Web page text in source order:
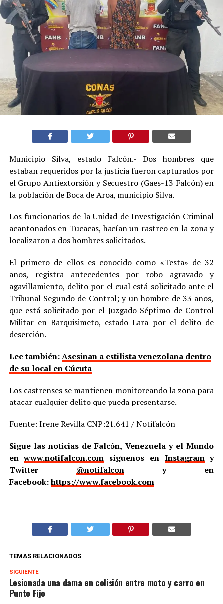
Municipio Silva, estado Falcón.- Dos hombres que
estaban requeridos por la justicia fueron capturados por
el Grupo Antiextorsión y Secuestro (Gaes-13 Falcón) en
la población de Boca de Aroa, municipio Silva.
Los funcionarios de la Unidad de Investigación Criminal
acantonados en Tucacas, hacían un rastreo en la zona y
localizaron a dos hombres solicitados.
El primero de ellos es conocido como «Testa» de 32
años, registra antecedentes por robo agravado y
agavillamiento, delito por el cual está solicitado ante el
Tribunal Segundo de Control; y un hombre de 33 años,
que está solicitado por el Juzgado Séptimo de Control
Militar en Barquisimeto, estado Lara por el delito de
deserción.
Lee también:Asesinan a estilista venezolana dentro
de su local en Cúcuta
Los castrenses se mantienen monitoreando la zona para
atacar cualquier delito que pueda presentarse.
Fuente: Irene Revilla CNP:21.641 / Notifalcón
Sigue las noticias de Falcón, Venezuela y el Mundo
enwww.notifalcon.com síguenos en Instagramy
Twitter @notifalcony en
Facebook:https://www.facebook.com
TEMAS RELACIONADOS
SIGUIENTE
Lesionada una dama en colisión entre moto y carro en
Punto Fijo